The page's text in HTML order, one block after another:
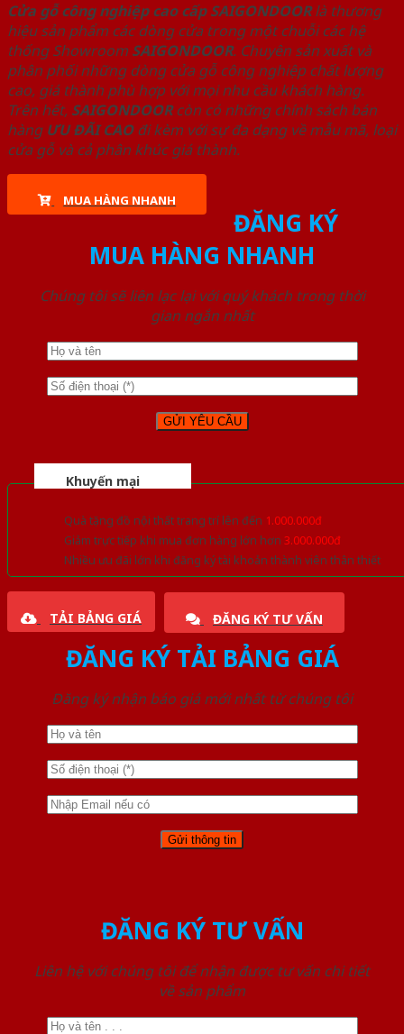
Cửa gỗ công nghiệp cao cấp SAIGONDOORlà thương
hiệu sản phẩm các dòng cửa trong một chuỗi các hệ
thống Showroom SAIGONDOOR. Chuyên sản xuất và
phân phối những dòng cửa gỗ công nghiệp chất lượng
cao, giá thành phù hợp với mọi nhu cầu khách hàng.
Trên hết, SAIGONDOORcòn có những chính sách bán
hàng ƯU ĐÃI CAOđi kèm với sự đa dạng về mẫu mã, loại
cửa gỗ và cả phân khúc giá thành.
MUA HÀNG NHANH
ĐĂNG KÝ
MUA HÀNG NHANH
Chúng tôi sẽ liên lạc lại với quý khách trong thời
gian ngắn nhất
Khuyến mại
Quà tặng đồ nội thất trang trí lên đến 1.000.000đ
Giảm trực tiếp khi mua đơn hàng lớn hơn 3.000.000đ
Nhiều ưu đãi lớn khi đăng ký tài khoản thành viên thân thiết
TẢI BẢNG GIÁ ĐĂNG KÝ TƯ VẤN
ĐĂNG KÝ TẢI BẢNG GIÁ
Đăng ký nhận báo giá mới nhất từ chúng tôi
ĐĂNG KÝ TƯ VẤN
Liên hệ với chúng tôi để nhận được tư vấn chi tiết
về sản phẩm